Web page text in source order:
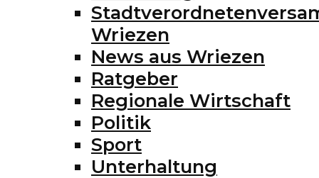
Wriezen
News aus Wriezen
Ratgeber
Regionale Wirtschaft
Politik
Sport
Unterhaltung